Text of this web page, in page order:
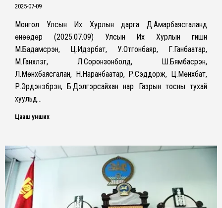
2025-07-09
Монгол Улсын Их Хурлын дарга Д.Амарбаясгаланд
өнөөдөр (2025.07.09) Улсын Их Хурлын гишүүн
М.Бадамсүрэн, Ц.Идэрбат, У.Отгонбаяр, Г.Ганбаатар,
М.Ганхүлэг, Л.Соронзонболд, Ш.Бямбасүрэн,
Л.Мөнхбаясгалан, Н.Наранбаатар, Р.Сэддорж, Ц.Мөнхбат,
Р.Эрдэнэбүрэн, Б.Дэлгэрсайхан нар Газрын тосны тухай
хуульд…
Цааш унших